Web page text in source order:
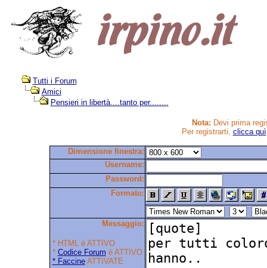
Tutti i Forum
Amici
Pensieri in libertà....tanto per........
Nota: Devi prima
Per registrarti, clicca quì
Dimensione finestra:
Username:
Password:
Formato:
Messaggio:
* HTML è ATTIVO
* Codice Forum è ATTIVO
* FaccineATTIVATE